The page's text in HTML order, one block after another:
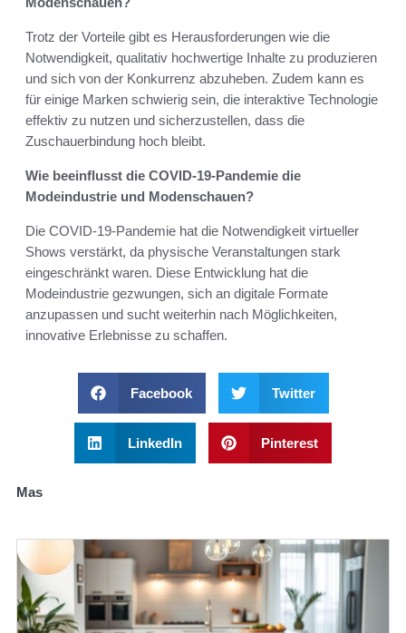
Trotz der Vorteile gibt es Herausforderungen wie die
Notwendigkeit, qualitativ hochwertige Inhalte zu produzieren
und sich von der Konkurrenz abzuheben. Zudem kann es
für einige Marken schwierig sein, die interaktive Technologie
effektiv zu nutzen und sicherzustellen, dass die
Zuschauerbindung hoch bleibt.
Wie beeinflusst die COVID-19-Pandemie die
Modeindustrie und Modenschauen?
Die COVID-19-Pandemie hat die Notwendigkeit virtueller
Shows verstärkt, da physische Veranstaltungen stark
eingeschränkt waren. Diese Entwicklung hat die
Modeindustrie gezwungen, sich an digitale Formate
anzupassen und sucht weiterhin nach Möglichkeiten,
innovative Erlebnisse zu schaffen.
Facebook Twitter
LinkedIn Pinterest
Mas